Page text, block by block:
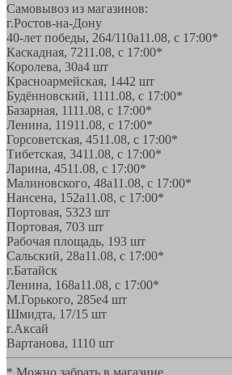
Самовывоз из магазинов:
г.Ростов-на-Дону
40-лет победы, 264/110а11.08, с 17:00*
Каскадная, 7211.08, с 17:00*
Королева, 30а4 шт
Красноармейская, 1442 шт
Будённовский, 1111.08, с 17:00*
Базарная, 1111.08, с 17:00*
Ленина, 11911.08, с 17:00*
Горсоветская, 4511.08, с 17:00*
Тибетская, 3411.08, с 17:00*
Ларина, 4511.08, с 17:00*
Малиновского, 48а11.08, с 17:00*
Нансена, 152а11.08, с 17:00*
Портовая, 5323 шт
Портовая, 703 шт
Рабочая площадь, 193 шт
Сальский, 28a11.08, с 17:00*
г.Батайск
Ленина, 168а11.08, с 17:00*
М.Горького, 285е4 шт
Шмидта, 17/1 5 шт
г.Аксай
Вартанова, 1110 шт
* Можно забрать в магазине,